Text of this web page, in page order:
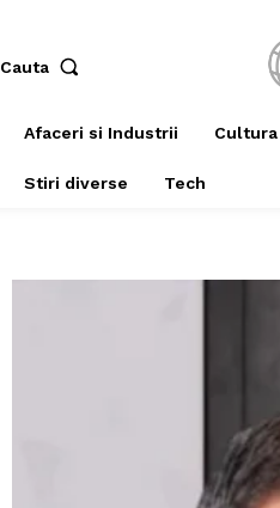
Cauta
Afaceri si Industrii
Stiri diverse Tech